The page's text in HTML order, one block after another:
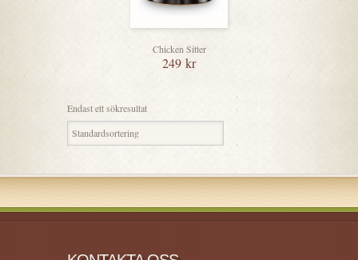
Chicken Sitter
249 kr
Endast ett sökresultat